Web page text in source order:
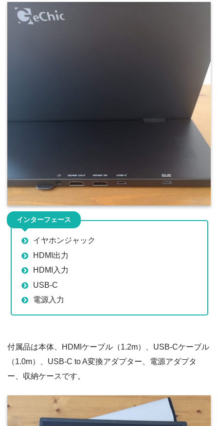
インターフェース
イヤホンジャック
HDMI出力
HDMI入力
USB-C
電源入力
付属品は本体、HDMIケーブル（1.2m）、USB-Cケーブル
（1.0m）、USB-C to A変換アダプター、電源アダプタ
ー、収納ケースです。